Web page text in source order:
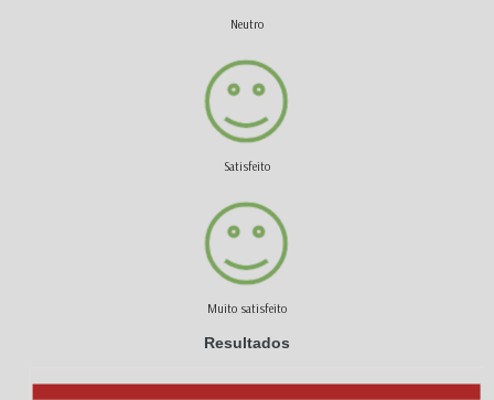
Neutro
Satisfeito
Muito satisfeito
Resultados